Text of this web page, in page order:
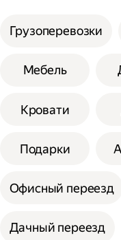
Грузоперевозки
Мебель
Кровати
Подарки
Офисный переезд
Дачный переезд